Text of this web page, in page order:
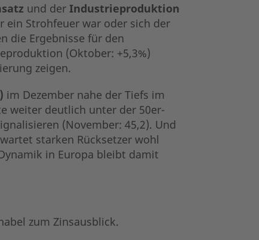
und der Industrieproduktion
ein Strohfeuer war oder sich der
die Ergebnisse für den
(Oktober: +5,3%)
zeigen.
im Dezember nahe der Tiefs im
weiter deutlich unter der 50er-
(November: 45,2). Und
starken Rücksetzer wohl
in Europa bleibt damit
zum Zinsausblick.